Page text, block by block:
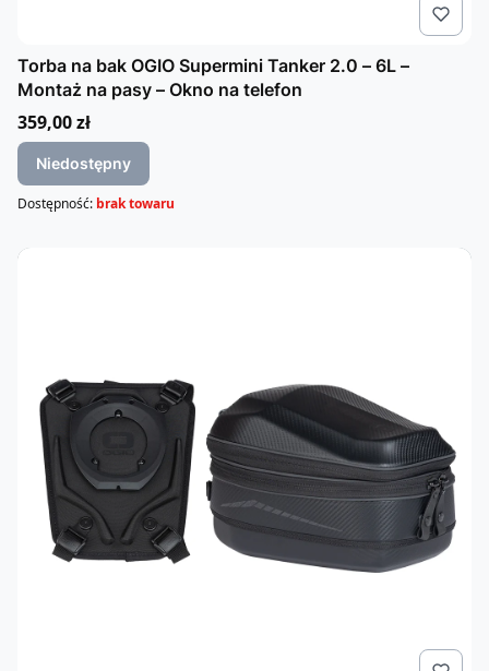
Torba na bak OGIO Supermini Tanker 2.0 – 6L –
Montaż na pasy – Okno na telefon
Cena
359,00 zł
Niedostępny
Dostępność: brak towaru